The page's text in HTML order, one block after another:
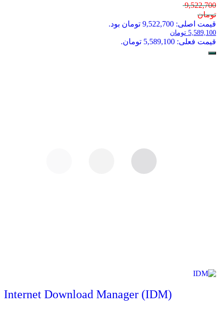
9,522,700
تومان
قیمت اصلی: 9,522,700 تومان بود.
5,589,100 تومان
قیمت فعلی: 5,589,100 تومان.
Internet Download Manager (IDM)